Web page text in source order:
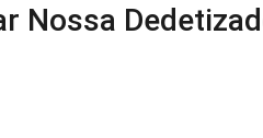
Nossa